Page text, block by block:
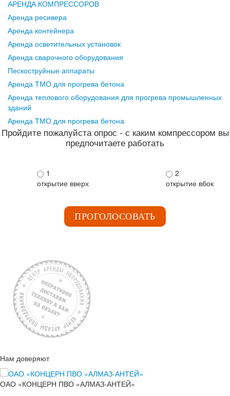
АРЕНДА КОМПРЕССОРОВ
Аренда ресивера
Аренда контейнера
Аренда осветительных установок
Аренда сварочного оборудования
Пескоструйные аппараты
Аренда ТМО для прогрева бетона
Аренда теплового оборудования для прогрева промышленных
зданий
Аренда ТМО для прогрева бетона
Пройдите пожалуйста опрос - с каким компрессором вы
предпочитаете работать
1
открытие вверх
2
открытие вбок
ПРОГОЛОСОВАТЬ
Нам доверяют
ОАО «КОНЦЕРН ПВО «АЛМАЗ-АНТЕЙ»